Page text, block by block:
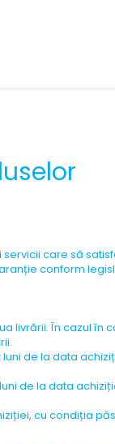
servicii care să
conform
livrării. În cazul în
de la data
de la data
cu condiția